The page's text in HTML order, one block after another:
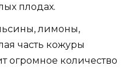
плодах.
лимоны,
часть кожуры
огромное количество